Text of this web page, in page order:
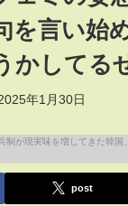
を言い始
かしてる
年1月30日
post